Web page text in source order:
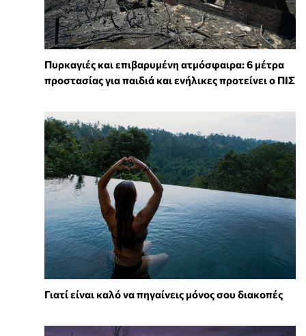
Πυρκαγιές και επιβαρυμένη ατμόσφαιρα: 6 μέτρα
προστασίας για παιδιά και ενήλικες προτείνει ο ΠΙΣ
Γιατί είναι καλό να πηγαίνεις μόνος σου διακοπές